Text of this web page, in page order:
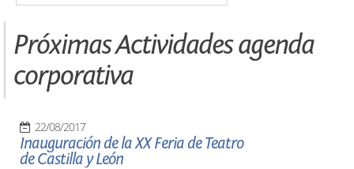
Próximas Actividades agenda
corporativa
22/08/2017
Inauguración de la XX Feria de Teatro
de Castilla y León